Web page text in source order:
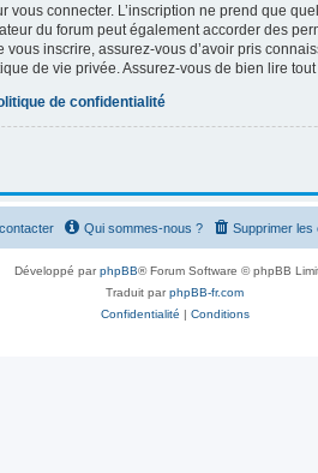
vous connecter. L’inscription ne prend que
du forum peut également accorder des
vous inscrire, assurez-vous d’avoir pris
de vie privée. Assurez-vous de bien lire
de confidentialité
Supprimer les
Qui sommes-nous ?
Développé parphpBB® Forum Software © phpBB
Traduit parphpBB-fr.com
Confidentialité | Conditions